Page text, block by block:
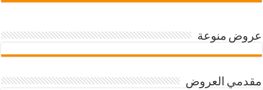
عروض منوعة
مقدمي العروض